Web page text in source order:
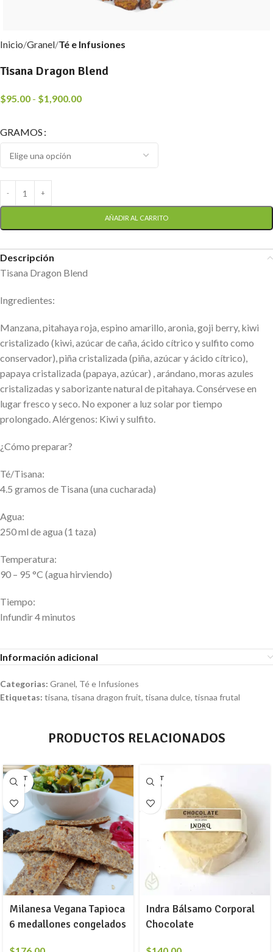
Inicio Granel Té e Infusiones
Tisana Dragon Blend
$95.00 - $1,900.00
GRAMOS
AÑADIR AL CARRITO
Descripción
Tisana Dragon Blend
Ingredientes:
Manzana, pitahaya roja, espino amarillo, aronia, goji berry, kiwi
cristalizado (kiwi, azúcar de caña, ácido cítrico y sulfito como
conservador), piña cristalizada (piña, azúcar y ácido cítrico),
papaya cristalizada (papaya, azúcar) , arándano, moras azules
cristalizadas y saborizante natural de pitahaya. Consérvese en
lugar fresco y seco. No exponer a luz solar por tiempo
prolongado. Alérgenos: Kiwi y sulfito.
¿Cómo preparar?
Té/Tisana:
4.5 gramos de Tisana (una cucharada)
Agua:
250 ml de agua (1 taza)
Temperatura:
90 – 95 °C (agua hirviendo)
Tiempo:
Infundir 4 minutos
Información adicional
Categorias: Granel, Té e Infusiones
Etiquetas: tisana, tisana dragon fruit, tisana dulce, tisnaa frutal
PRODUCTOS RELACIONADOS
AGOT
ADO
Milanesa Vegana Tapioca
6 medallones congelados
AGOT
ADO
Indra Bálsamo Corporal
Chocolate